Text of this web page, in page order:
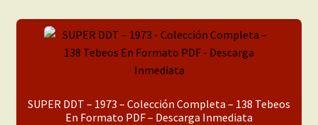
SUPER DDT – 1973 – Colección Completa – 138 Tebeos
En Formato PDF – Descarga Inmediata